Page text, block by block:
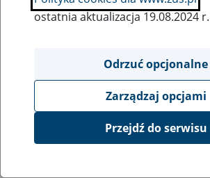
Ukryj wszystkie pozycje bazy
Zakład
ostatnia aktualizacja 19.08.2024 r.
Odrzuć opcjonalne
Zarządzaj opcjami
Przejdź do serwisu